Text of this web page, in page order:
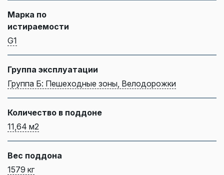
Марка по
истираемости
G1
Группа эксплуатации
Группа Б: Пешеходные зоны, Велодорожки
Количество в поддоне
11,64 м2
Вес поддона
1579 кг